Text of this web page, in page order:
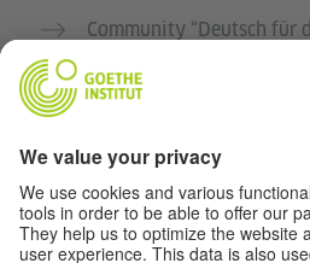
Community “Deutsch für
ගෝතේ ආයතනයේ ජර්මන්
රහස්‍යතා සහ ප්‍රවේශය